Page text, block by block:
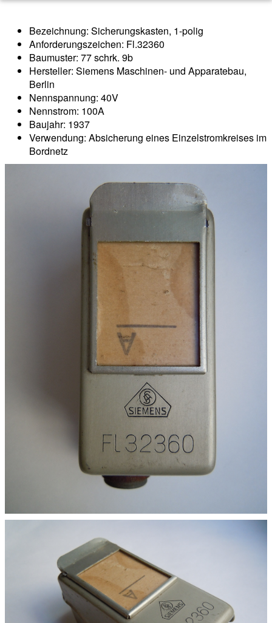
Bezeichnung: Sicherungskasten, 1-polig
Anforderungszeichen: Fl.32360
Baumuster: 77 schrk. 9b
Hersteller: Siemens Maschinen- und Apparatebau,
Berlin
Nennspannung: 40V
Nennstrom: 100A
Baujahr: 1937
Verwendung: Absicherung eines Einzelstromkreises im
Bordnetz